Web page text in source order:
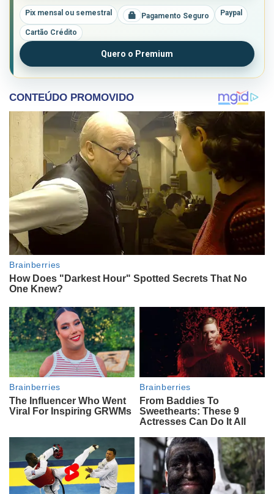
Pix mensal ou semestral Pagamento Seguro Paypal
Cartão Crédito
Quero o Premium